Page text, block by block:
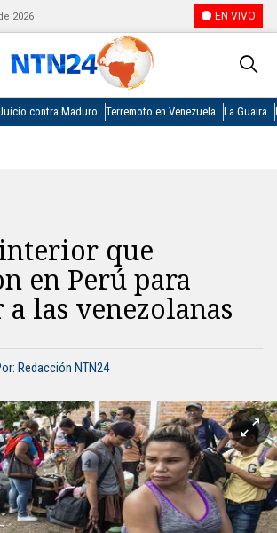
2026 EN VIVO
contra Maduro Terremoto en Venezuela La Guaira
que
en Perú para
las venezolanas
Redacción NTN24